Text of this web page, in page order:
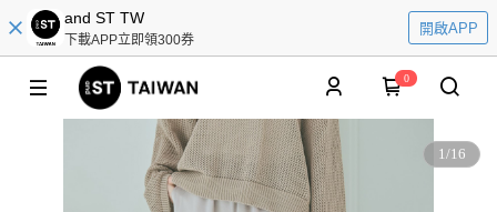
and ST TW
下載APP立即領300券
開啟APP
0
1/16